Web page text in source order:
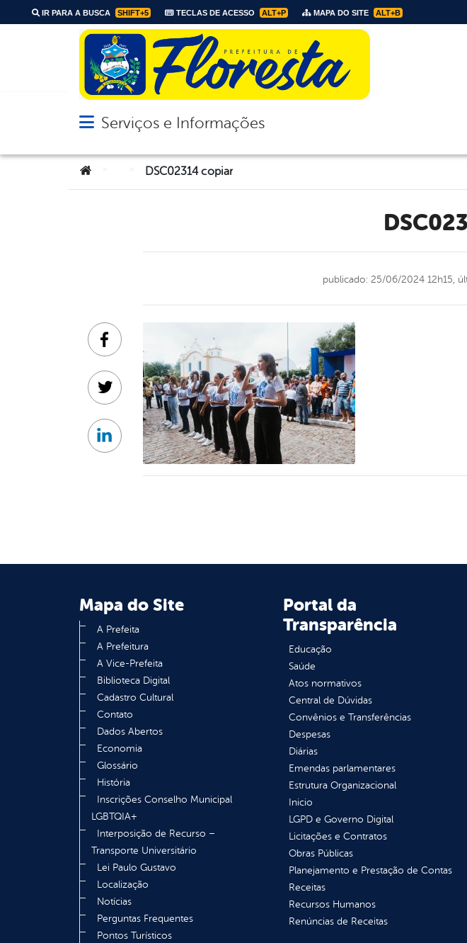
IR PARA A BUSCA SHIFT+5 TECLAS DE ACESSO ALT+P MAPA DO SITE ALT+B
Abrir menu principal de navegação
Serviços e Informações
Você está aqui:DSC02314 copiar
publicado: 25/06/2024 12h15,
Facebook
Twitter
Linkedin
Mapa do Site
A Prefeita
A Prefeitura
A Vice-Prefeita
Biblioteca Digital
Cadastro Cultural
Contato
Dados Abertos
Economia
Glossário
História
Inscrições Conselho Municipal
LGBTQIA+
Interposição de Recurso –
Transporte Universitário
Lei Paulo Gustavo
Localização
Notícias
Perguntas Frequentes
Pontos Turísticos
Portal da
Transparência
Educação
Saúde
Atos normativos
Central de Dúvidas
Convênios e Transferências
Despesas
Diárias
Emendas parlamentares
Estrutura Organizacional
Inicio
LGPD e Governo Digital
Licitações e Contratos
Obras Públicas
Planejamento e Prestação de Contas
Receitas
Recursos Humanos
Renúncias de Receitas